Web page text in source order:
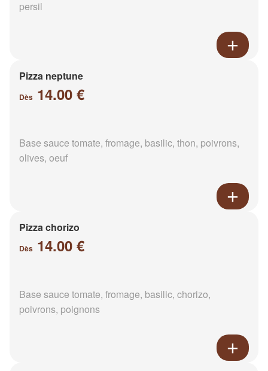
persil
Pizza neptune
Dès 14.00 €
Base sauce tomate, fromage, basilic, thon, poivrons,
olives, oeuf
Pizza chorizo
Dès 14.00 €
Base sauce tomate, fromage, basilic, chorizo,
poivrons, poignons